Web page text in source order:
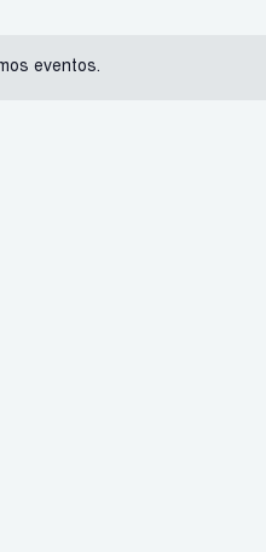
eventos.